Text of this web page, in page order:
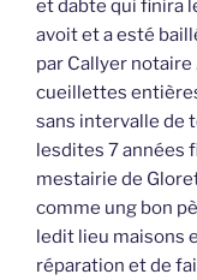
et dabte qui finira
avoit et a esté
par Callyer
cueillettes
sans intervalle de
lesdites 7 années
mestairie de
comme ung bon
ledit lieu maisons
réparation et de